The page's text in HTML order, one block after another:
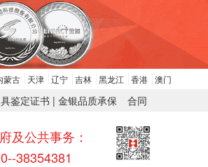
蒙古 天津 辽宁 吉林 黑龙江 香港 澳门
合同
鉴定证书 | 金银品质承保
及公共事务：
38354381